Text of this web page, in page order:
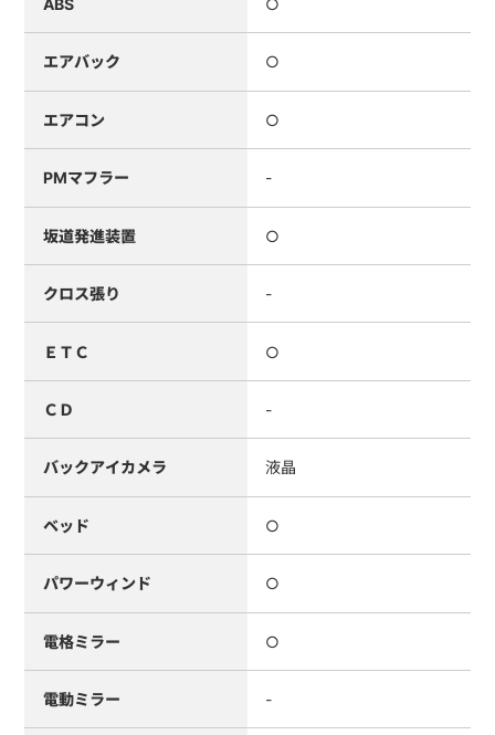
ABS ○
エアバック ○
エアコン ○
PMマフラー -
坂道発進装置 ○
クロス張り -
ＥＴＣ ○
ＣＤ -
バックアイカメラ 液晶
ベッド ○
パワーウィンド ○
電格ミラー ○
電動ミラー -